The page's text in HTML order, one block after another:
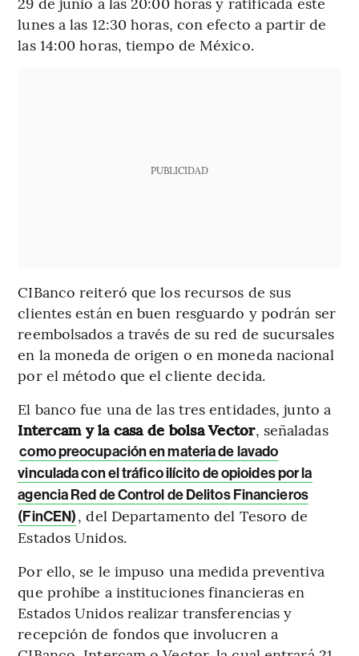
lunes a las 12:30 horas, con efecto a partir de
las 14:00 horas, tiempo de México.
PUBLICIDAD
CIBanco reiteró que los recursos de sus
clientes están en buen resguardo y podrán ser
reembolsados a través de su red de sucursales
en la moneda de origen o en moneda nacional
por el método que el cliente decida.
El banco fue una de las tres entidades, junto a
Intercam y la casa de bolsa Vector, señaladas
como preocupación en materia de lavado
vinculada con el tráfico ilícito de opioides por la
agencia Red de Control de Delitos Financieros
(FinCEN), del Departamento del Tesoro de
Estados Unidos.
Por ello, se le impuso una medida preventiva
que prohíbe a instituciones financieras en
Estados Unidos realizar transferencias y
recepción de fondos que involucren a